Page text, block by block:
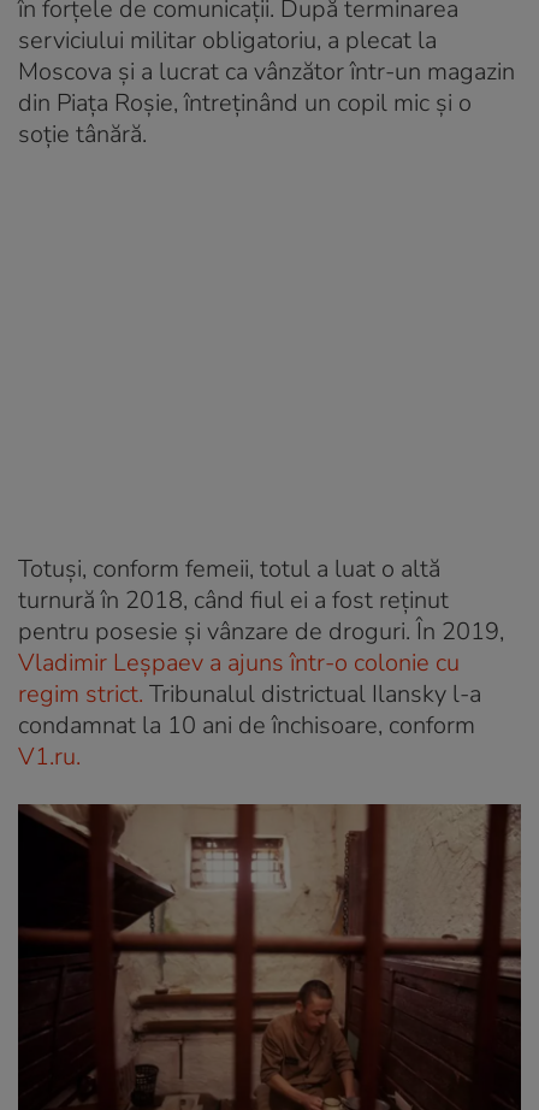
în forțele de comunicații. După terminarea
serviciului militar obligatoriu, a plecat la
Moscova și a lucrat ca vânzător într-un magazin
din Piața Roșie, întreținând un copil mic și o
soție tânără.
Totuși, conform femeii, totul a luat o altă
turnură în 2018, când fiul ei a fost reținut
pentru posesie și vânzare de droguri. În 2019,
Vladimir Leșpaev a ajuns într-o colonie cu
regim strict. Tribunalul districtual Ilansky l-a
condamnat la 10 ani de închisoare, conform
V1.ru.